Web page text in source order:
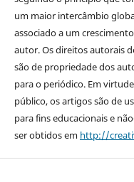
um maior intercâmbio
associado a um
autor. Os direitos autorais
são de propriedade dos
para o periódico. Em
público, os artigos são de
para fins educacionais e
ser obtidos em http://